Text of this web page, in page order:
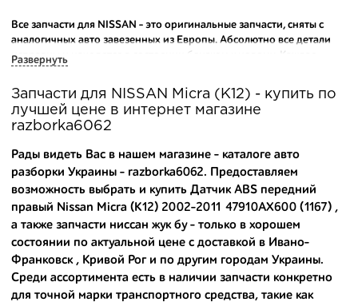
Все запчасти для NISSAN - это оригинальные запчасти, сняты с
аналогичных авто завезенных из Европы. Абсолютно все детали
исправны и находятся в состоянии близком к новому. Каждая
производителя.
Вашему вниманию предлагаем широкий ассортимент
автозапчастей дляNISSAN Micra (K12) 2002-2011
популярных марок. Мы продаем оригинальные и
высококачественные запчасти, отказываясь от контрафактных
аналогов.
Многие наши оптовые клиенты рекомендуют именно нашу
разборку как надежного и проверенного продавца. Если вам
требуется приобрести оптовую партию деталей для японских
автомобилей, то консультанты нашего интернет-магазина
подберут вам товар и укомплектуют партию. Также мы поможем с
правильным выбором по каталогу автозапчастей.
Развернуть
Запчасти для NISSAN Micra (K12) - купить по
лучшей цене в интернет магазине
razborka6062
Рады видеть Вас в нашем магазине - каталоге авто
разборки Украины - razborka6062. Предоставляем
возможность выбрать и купить Датчик ABS передний
правый Nissan Micra (K12) 2002-2011 47910AX600 (1167) ,
а также запчасти ниссан жук бу- только в хорошем
состоянии по актуальной цене с доставкой в Ивано-
Франковск , Кривой Рог и по другим городам Украины.
Среди ассортимента есть в наличии запчасти конкретно
для точной марки транспортного средства, такие как